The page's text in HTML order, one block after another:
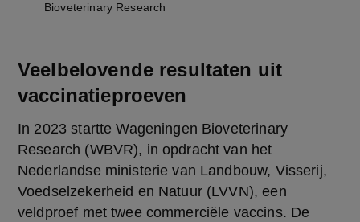
Bioveterinary Research
Veelbelovende resultaten uit
vaccinatieproeven
In 2023 startte Wageningen Bioveterinary
Research (WBVR), in opdracht van het
Nederlandse ministerie van Landbouw, Visserij,
Voedselzekerheid en Natuur (LVVN), een
veldproef met twee commerciële vaccins. De